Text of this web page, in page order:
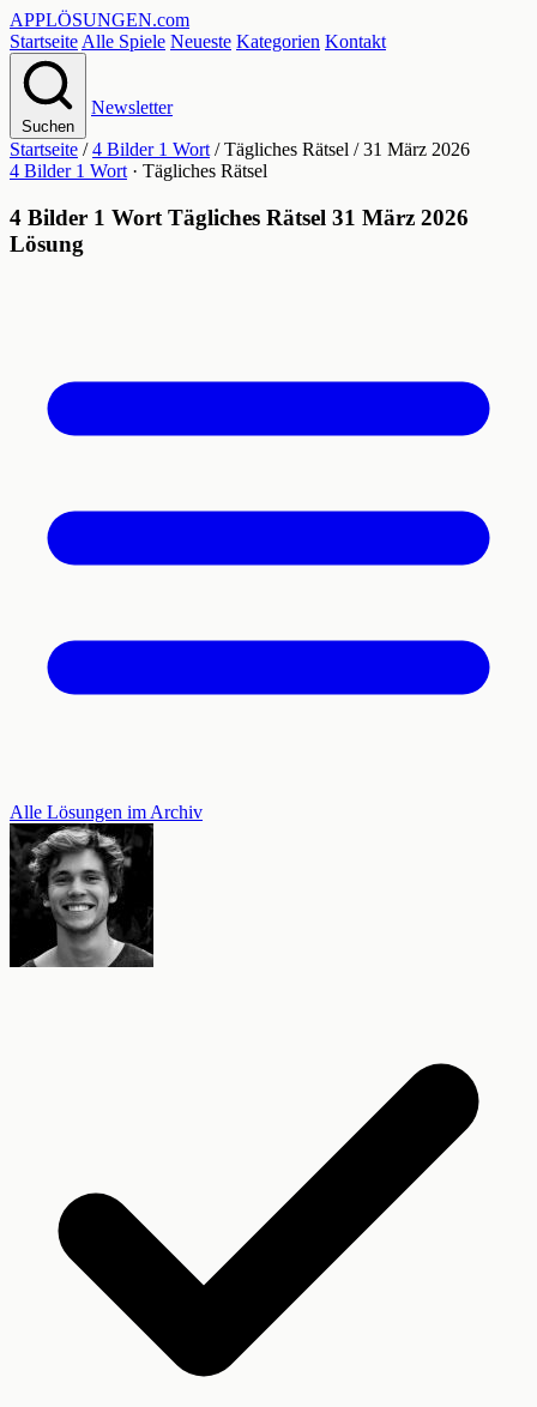
APPLÖSUNGEN.com
Startseite Alle Spiele Neueste Kategorien Kontakt
Suchen
Newsletter
Startseite / 4 Bilder 1 Wort / Tägliches Rätsel / 31 März 2026
4 Bilder 1 Wort · Tägliches Rätsel
4 Bilder 1 Wort Tägliches Rätsel 31 März 2026
Lösung
Alle Lösungen im Archiv